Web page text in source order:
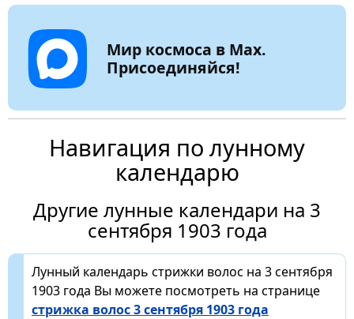
Мир космоса в Max.
Присоединяйся!
Навигация по лунному
календарю
Другие лунные календари на 3
сентября 1903 года
Лунный календарь стрижки волос на 3 сентября
1903 года Вы можете посмотреть на странице
стрижка волос 3 сентября 1903 года